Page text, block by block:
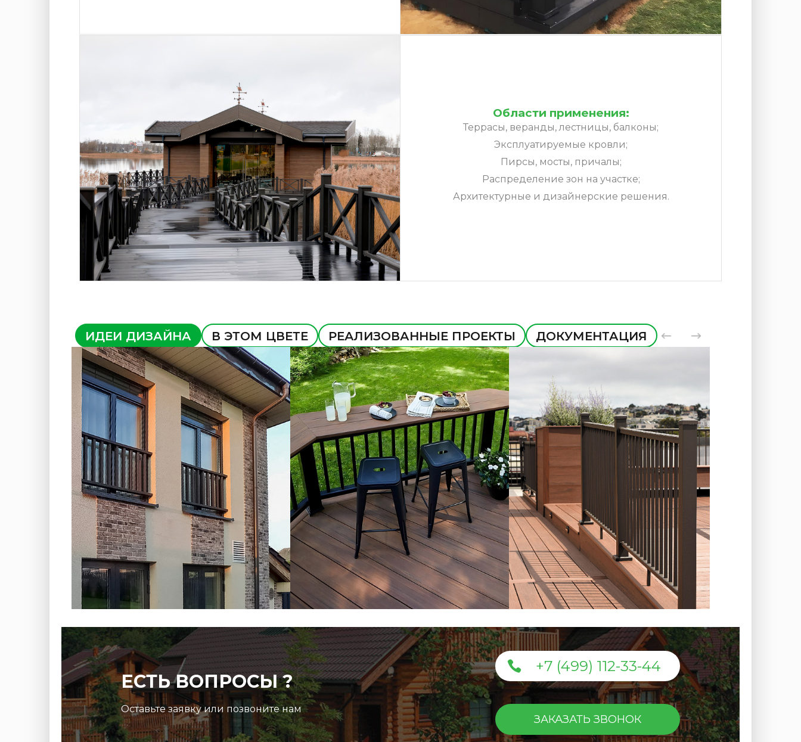
Области применения:
Террасы, веранды, лестницы, балконы;
Эксплуатируемые кровли;
Пирсы, мосты, причалы;
Распределение зон на участке;
Архитектурные и дизайнерские решения.
ИДЕИ ДИЗАЙНА В ЭТОМ ЦВЕТЕ РЕАЛИЗОВАННЫЕ ПРОЕКТЫ ДОКУМЕНТАЦИЯ
Монтаж ограждений ДПК
ЕСТЬ ВОПРОСЫ ?
Оставьте заявку или позвоните нам
+7 (499) 112-33-44
ЗАКАЗАТЬ ЗВОНОК